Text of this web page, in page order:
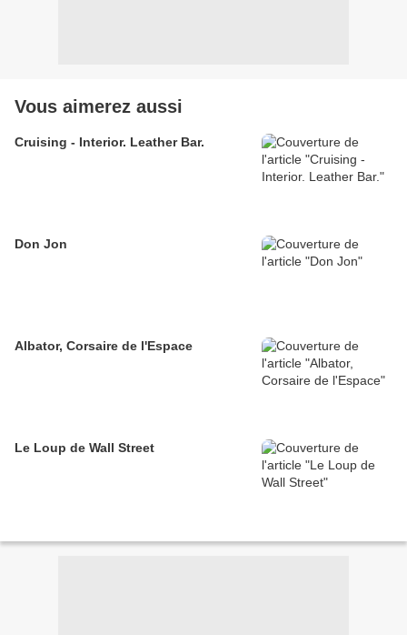
Vous aimerez aussi
Cruising - Interior. Leather Bar.
Don Jon
Albator, Corsaire de l'Espace
Le Loup de Wall Street